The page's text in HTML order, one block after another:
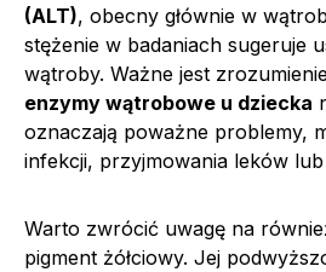
(ALT), obecny głównie w
stężenie w badaniach sugeruje
wątroby. Ważne jest
enzymy wątrobowe u dziecka
oznaczają poważne problemy,
infekcji, przyjmowania leków
Warto zwrócić uwagę na
pigment żółciowy. Jej